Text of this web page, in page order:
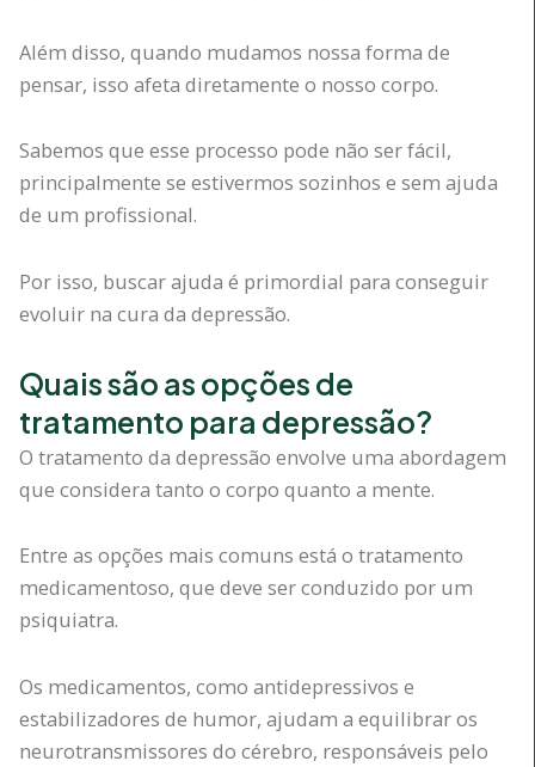
Além disso, quando mudamos nossa forma de
pensar, isso afeta diretamente o nosso corpo.
Sabemos que esse processo pode não ser fácil,
principalmente se estivermos sozinhos e sem ajuda
de um profissional.
Por isso, buscar ajuda é primordial para conseguir
evoluir na cura da depressão.
Quais são as opções de
tratamento para depressão?
O tratamento da depressão envolve uma abordagem
que considera tanto o corpo quanto a mente.
Entre as opções mais comuns está o tratamento
medicamentoso, que deve ser conduzido por um
psiquiatra.
Os medicamentos, como antidepressivos e
estabilizadores de humor, ajudam a equilibrar os
neurotransmissores do cérebro, responsáveis pelo